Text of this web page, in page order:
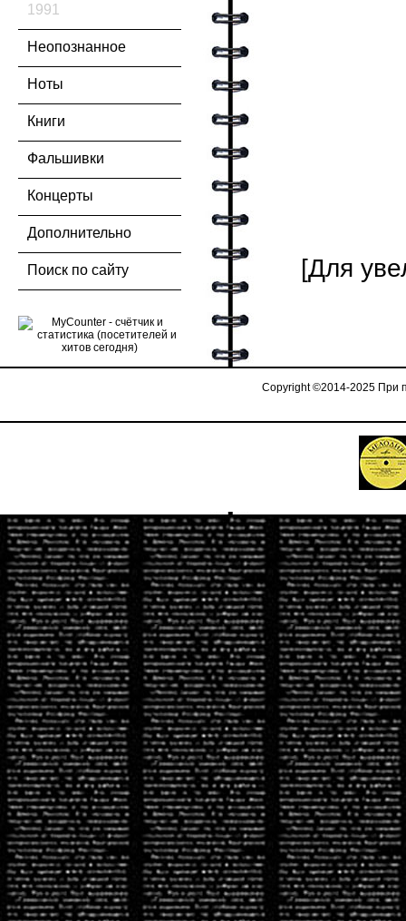
1991
Неопознанное
Ноты
Книги
Фальшивки
Концерты
Дополнительно
Поиск по сайту [Для